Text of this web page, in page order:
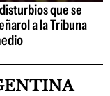
que se
a la Tribuna